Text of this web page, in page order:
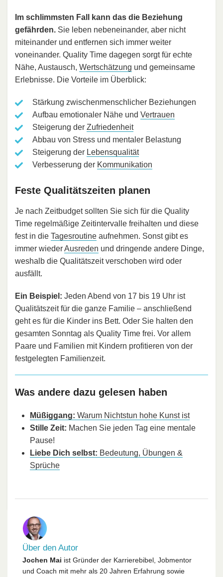
Im schlimmsten Fall kann das die Beziehung
gefährden. Sie leben nebeneinander, aber nicht
miteinander und entfernen sich immer weiter
voneinander. Quality Time dagegen sorgt für echte
Nähe, Austausch, Wertschätzung und gemeinsame
Erlebnisse. Die Vorteile im Überblick:
Stärkung zwischenmenschlicher Beziehungen
Aufbau emotionaler Nähe und Vertrauen
Steigerung der Zufriedenheit
Abbau von Stress und mentaler Belastung
Steigerung der Lebensqualität
Verbesserung der Kommunikation
Feste Qualitätszeiten planen
Je nach Zeitbudget sollten Sie sich für die Quality
Time regelmäßige Zeitintervalle freihalten und diese
fest in die Tagesroutine aufnehmen. Sonst gibt es
immer wiederAusreden und dringende andere Dinge,
weshalb die Qualitätszeit verschoben wird oder
ausfällt.
Ein Beispiel: Jeden Abend von 17 bis 19 Uhr ist
Qualitätszeit für die ganze Familie – anschließend
geht es für die Kinder ins Bett. Oder Sie halten den
gesamten Sonntag als Quality Time frei. Vor allem
Paare und Familien mit Kindern profitieren von der
festgelegten Familienzeit.
Was andere dazu gelesen haben
Müßiggang: Warum Nichtstun hohe Kunst ist
Stille Zeit: Machen Sie jeden Tag eine mentale
Pause!
Liebe Dich selbst: Bedeutung, Übungen &
Sprüche
Über den Autor
Jochen Mai ist Gründer der Karrierebibel, Jobmentor
und Coach mit mehr als 20 Jahren Erfahrung sowie